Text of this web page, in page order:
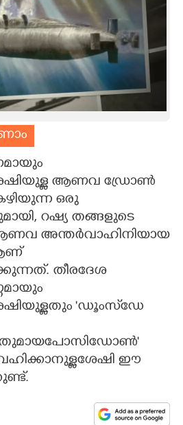
ആണവ ഡ്രോൺ
ഒരു
റഷ്യ തങ്ങളുടെ
അന്തർവാഹിനിയായ
തീരദേശ
'ഡൂംസ്‌ഡേ
ഈ